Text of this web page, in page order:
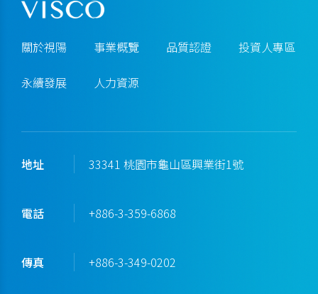
關於視陽 事業概覽 品質認證 投資人專區
永續發展 人力資源
地址 33341 桃園市龜山區興業街1號
電話 +886-3-359-6868
傳真 +886-3-349-0202